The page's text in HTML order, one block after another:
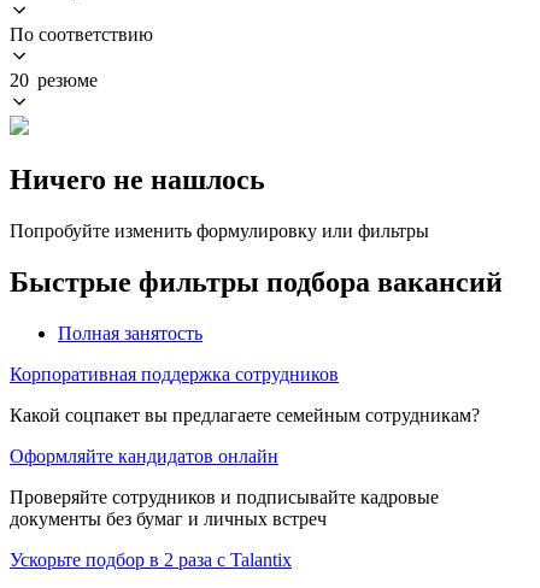
По соответствию
20 резюме
Ничего не нашлось
Попробуйте изменить формулировку или фильтры
Быстрые фильтры подбора вакансий
Полная занятость
Корпоративная поддержка сотрудников
Какой соцпакет вы предлагаете семейным сотрудникам?
Оформляйте кандидатов онлайн
Проверяйте сотрудников и подписывайте кадровые
документы без бумаг и личных встреч
Ускорьте подбор в 2 раза с Talantix